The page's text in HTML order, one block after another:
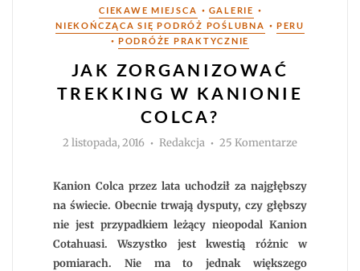
Kategorie
CIEKAWE MIEJSCA • GALERIE •
NIEKOŃCZĄCA SIĘ PODRÓŻ POŚLUBNA • PERU
• PODRÓŻE PRAKTYCZNIE
JAK ZORGANIZOWAĆ
TREKKING W KANIONIE
COLCA?
2 listopada, 2016 Autor
Redakcja 25 Komentarzedo
w
Kanionie
Colca?
Kanion Colca przez lata uchodził za najgłębszy
na świecie. Obecnie trwają dysputy, czy głębszy
nie jest przypadkiem leżący nieopodal Kanion
Cotahuasi. Wszystko jest kwestią różnic w
pomiarach. Nie ma to jednak większego